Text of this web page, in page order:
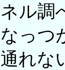
ル調
っつ
れな